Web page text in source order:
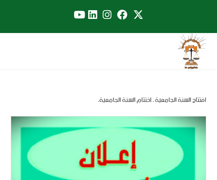
افتتاح السنة الجامعية ، اختتام السنة الجامعية،